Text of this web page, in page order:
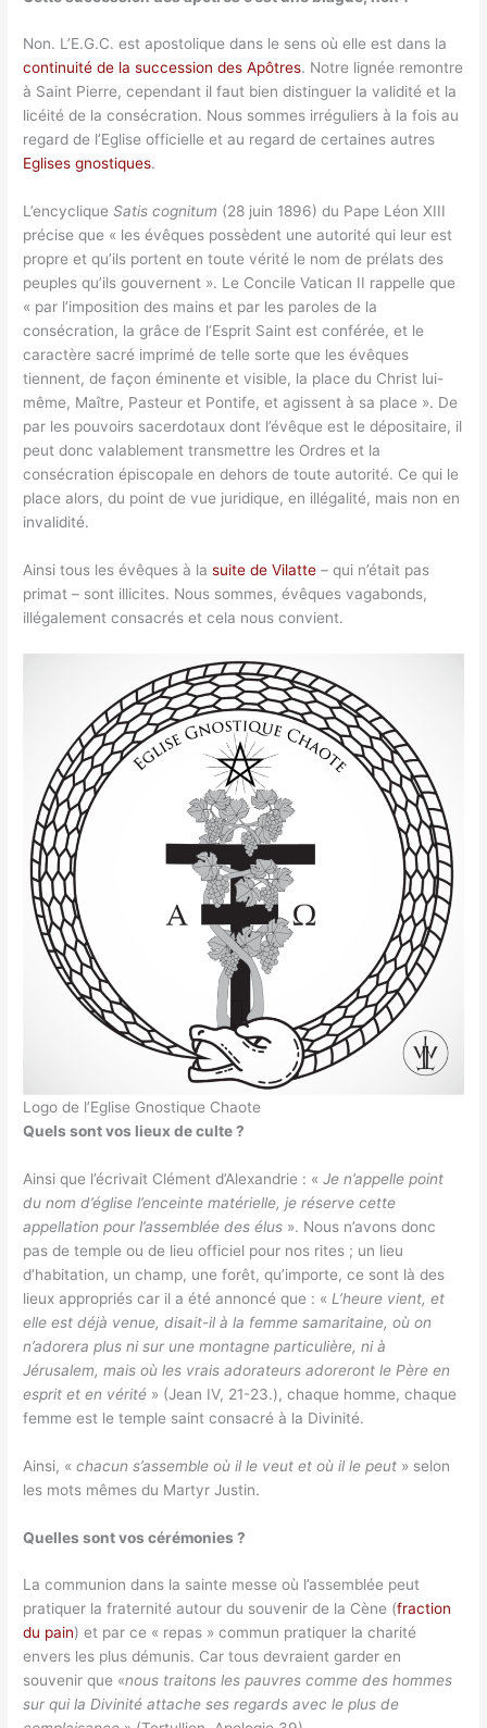
Non. L’E.G.C. est apostolique dans le sens où elle est dans la
continuité de la succession des Apôtres. Notre lignée remontre
à Saint Pierre, cependant il faut bien distinguer la validité et la
licéité de la consécration. Nous sommes irréguliers à la fois au
regard de l’Eglise officielle et au regard de certaines autres
Eglises gnostiques.
L’encycliqueSatis cognitum (28 juin 1896) du Pape Léon XIII
précise que « les évêques possèdent une autorité qui leur est
propre et qu’ils portent en toute vérité le nom de prélats des
peuples qu’ils gouvernent ». Le Concile Vatican II rappelle que
« par l’imposition des mains et par les paroles de la
consécration, la grâce de l’Esprit Saint est conférée, et le
caractère sacré imprimé de telle sorte que les évêques
tiennent, de façon éminente et visible, la place du Christ lui-
même, Maître, Pasteur et Pontife, et agissent à sa place ». De
par les pouvoirs sacerdotaux dont l’évêque est le dépositaire, il
peut donc valablement transmettre les Ordres et la
consécration épiscopale en dehors de toute autorité. Ce qui le
place alors, du point de vue juridique, en illégalité, mais non en
invalidité.
Ainsi tous les évêques à lasuite de Vilatte – qui n’était pas
primat – sont illicites. Nous sommes, évêques vagabonds,
illégalement consacrés et cela nous convient.
Logo de l’Eglise Gnostique Chaote
Quels sont vos lieux de culte ?
Ainsi que l’écrivait Clément d’Alexandrie : «Je n’appelle point
du nom d’église l’enceinte matérielle, je réserve cette
appellation pour l’assemblée des élus ». Nous n’avons donc
pas de temple ou de lieu officiel pour nos rites ; un lieu
d’habitation, un champ, une forêt, qu’importe, ce sont là des
lieux appropriés car il a été annoncé que : « L’heure vient, et
elle est déjà venue, disait-il à la femme samaritaine, où on
n’adorera plus ni sur une montagne particulière, ni à
Jérusalem, mais où les vrais adorateurs adoreront le Père en
esprit et en vérité » (Jean IV, 21-23.), chaque homme, chaque
femme est le temple saint consacré à la Divinité.
Ainsi, «chacun s’assemble où il le veut et où il le peut » selon
les mots mêmes du Martyr Justin.
Quelles sont vos cérémonies ?
La communion dans la sainte messe où l’assemblée peut
pratiquer la fraternité autour du souvenir de la Cène (fraction
du pain) et par ce « repas » commun pratiquer la charité
envers les plus démunis. Car tous devraient garder en
souvenir que «nous traitons les pauvres comme des hommes
sur qui la Divinité attache ses regards avec le plus de